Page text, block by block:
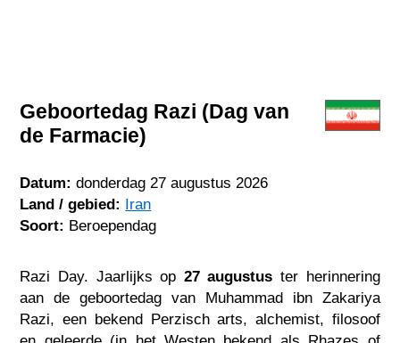
Geboortedag Razi (Dag van
de Farmacie)
Datum: donderdag 27 augustus 2026
Land / gebied: Iran
Soort: Beroependag
Razi Day. Jaarlijks op 27 augustus ter herinnering
aan de geboortedag van Muhammad ibn Zakariya
Razi, een bekend Perzisch arts, alchemist, filosoof